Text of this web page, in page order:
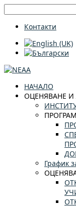
Контакти
НАЧАЛО
ОЦЕНЯВАНЕ И
График